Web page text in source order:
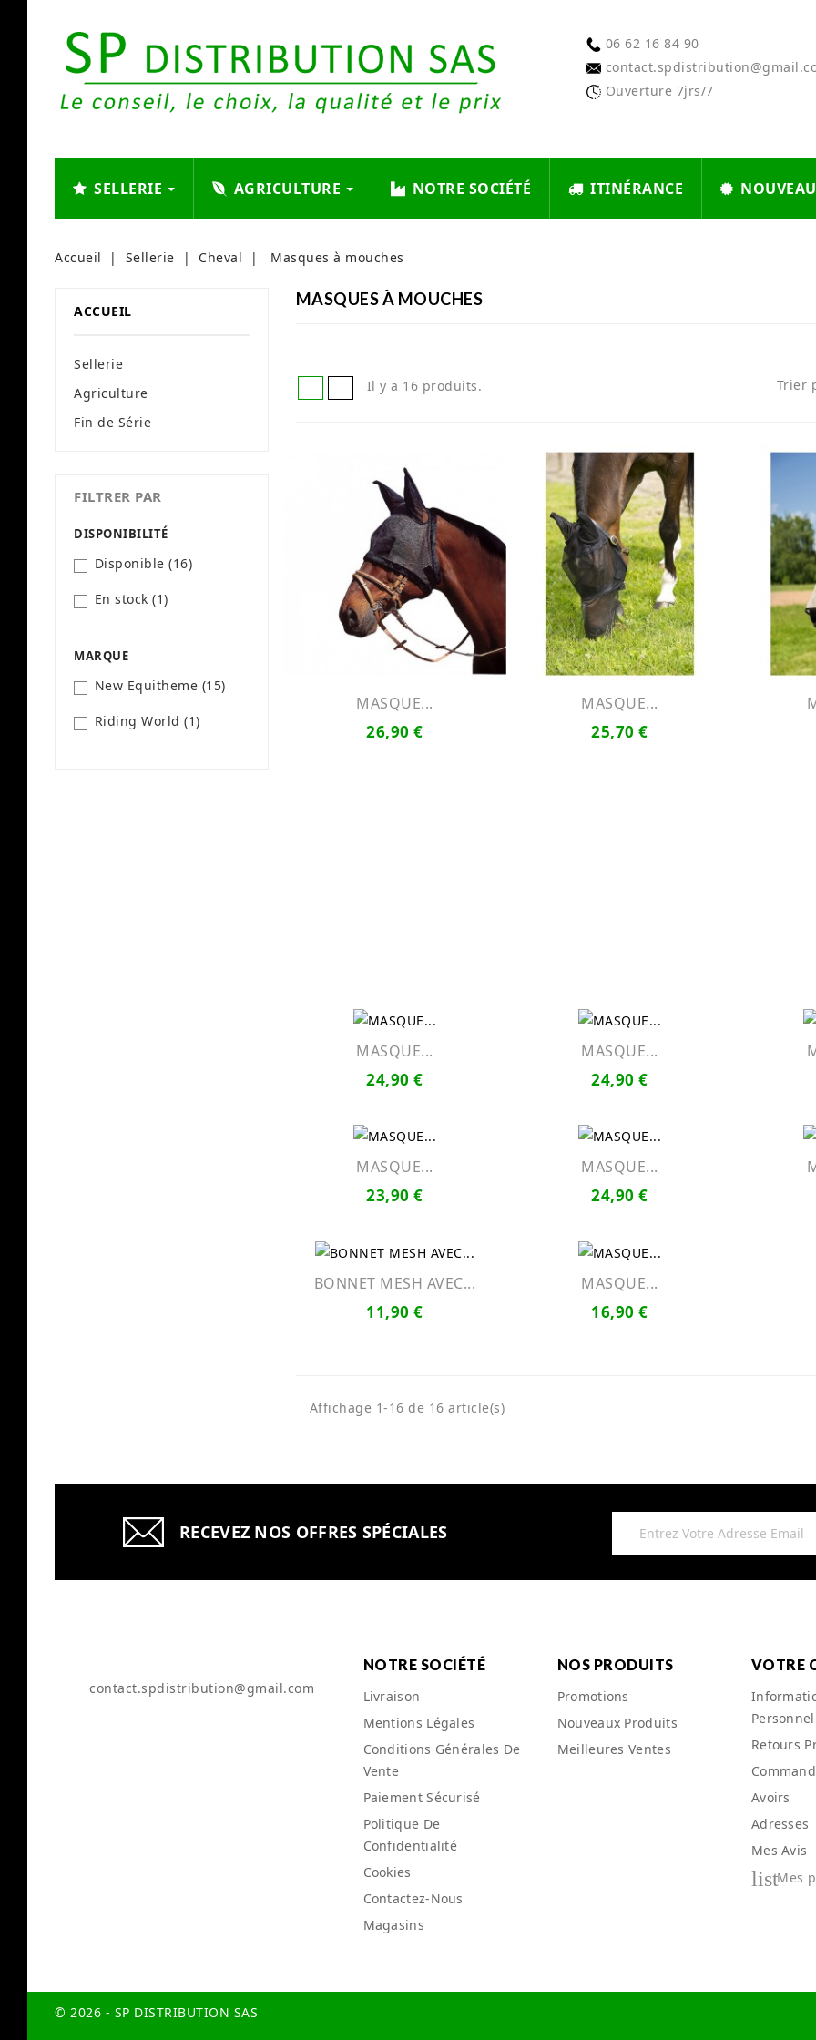
06 62 16 84 90
Ouverture 7jrs/7
SELLERIE AGRICULTURE NOTRE SOCIÉTÉ ITINÉRANCE
Accueil Sellerie Cheval Masques à mouches
ACCUEIL
Sellerie
Agriculture
Fin de Série
FILTRER PAR
DISPONIBILITÉ
Disponible (16)
En stock (1)
MARQUE
New Equitheme (15)
Riding World (1)
MASQUES À MOUCHES
Il y a 16 produits. Trier
MASQUE...
26,90 €
MASQUE...
25,70 €
MASQUE...
24,90 €
MASQUE...
24,90 €
MASQUE...
23,90 €
MASQUE...
24,90 €
BONNET MESH AVEC...
11,90 €
MASQUE...
16,90 €
Affichage 1-16 de 16 article(s)
RECEVEZ NOS OFFRES SPÉCIALES
contact.spdistribution@gmail.com
NOTRE SOCIÉTÉ
Livraison
Mentions Légales
Conditions Générales De
Vente
Paiement Sécurisé
Politique De
Confidentialité
Cookies
Contactez-Nous
Magasins
NOS PRODUITS
Promotions
Nouveaux Produits
Meilleures Ventes
VOTRE
Retours
Avoirs
Adresses
Mes Avis
listMes
© 2026 - SP DISTRIBUTION SAS